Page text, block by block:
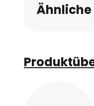
springen